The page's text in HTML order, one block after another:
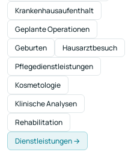
Krankenhausaufenthalt
Geplante Operationen
Geburten
Hausarztbesuch
Pflegedienstleistungen
Kosmetologie
Klinische Analysen
Rehabilitation
Dienstleistungen →